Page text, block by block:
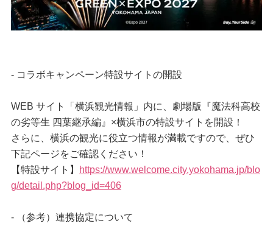
- コラボキャンペーン特設サイトの開設
WEB サイト「横浜観光情報」内に、劇場版『魔法科高校
の劣等生 四葉継承編』×横浜市の特設サイトを開設！
さらに、横浜の観光に役立つ情報が満載ですので、ぜひ
下記ページをご確認ください！
【特設サイト】
https://www.welcome.city.yokohama.jp/blo
g/detail.php?blog_id=406
- （参考）連携協定について